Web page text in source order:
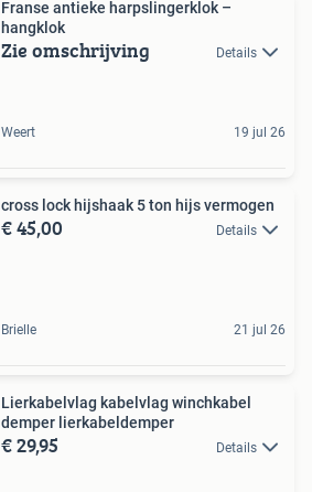
Franse antieke harpslingerklok –
hangklok
Zie omschrijving Details
Weert 19 jul 26
cross lock hijshaak 5 ton hijs vermogen
€ 45,00 Details
Brielle 21 jul 26
Lierkabelvlag kabelvlag winchkabel
demper lierkabeldemper
€ 29,95 Details